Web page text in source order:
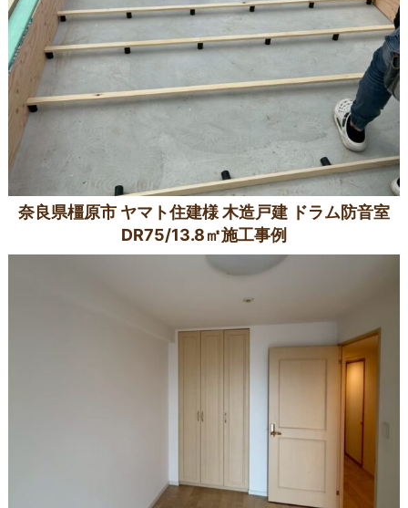
奈良県橿原市 ヤマト住建様 木造戸建 ドラム防音室
DR75/13.8㎡施工事例